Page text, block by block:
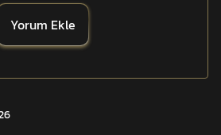
cep, çift yönlü
doğa sporları ve
Yorum Ekle